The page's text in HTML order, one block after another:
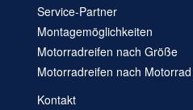
Service-Partner
Montagemöglichkeiten
Motorradreifen nach Größe
Motorradreifen nach Motorrad
Kontakt